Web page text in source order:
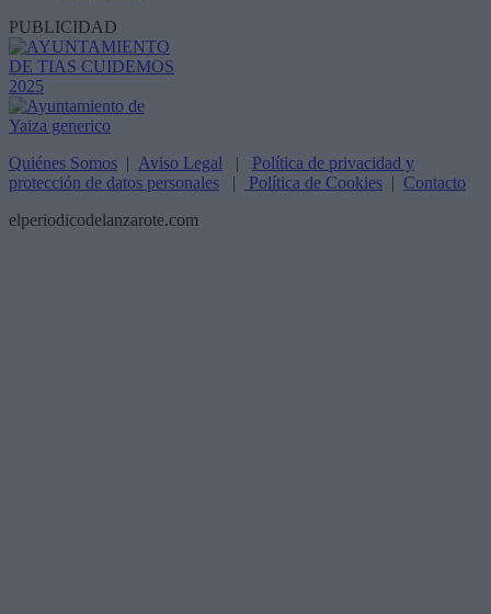
PUBLICIDAD
Quiénes Somos | Aviso Legal | Política de privacidad y
protección de datos personales | Política de Cookies | Contacto
elperiodicodelanzarote.com